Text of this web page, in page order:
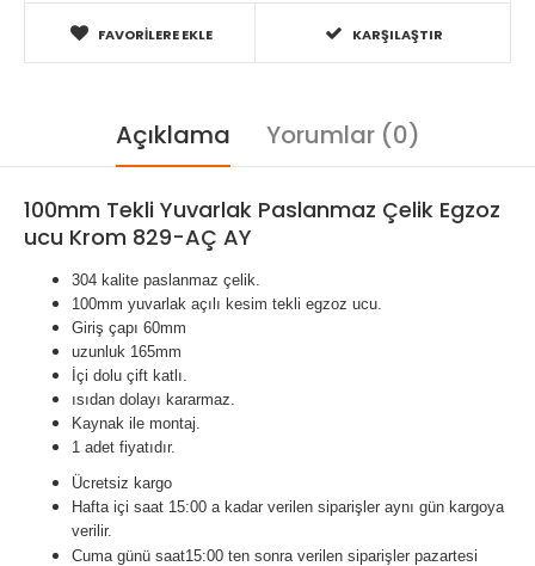
FAVORILERE EKLE KARŞILAŞTIR
Açıklama Yorumlar (0)
100mm Tekli Yuvarlak Paslanmaz Çelik Egzoz
ucu Krom 829-AÇ AY
304 kalite paslanmaz çelik.
100mm yuvarlak açılı kesim tekli egzoz ucu.
Giriş çapı 60mm
uzunluk 165mm
İçi dolu çift katlı.
ısıdan dolayı kararmaz.
Kaynak ile montaj.
1 adet fiyatıdır.
Ücretsiz kargo
Hafta içi saat 15:00 a kadar verilen siparişler aynı gün kargoya
verilir.
Cuma günü saat15:00 ten sonra verilen siparişler pazartesi